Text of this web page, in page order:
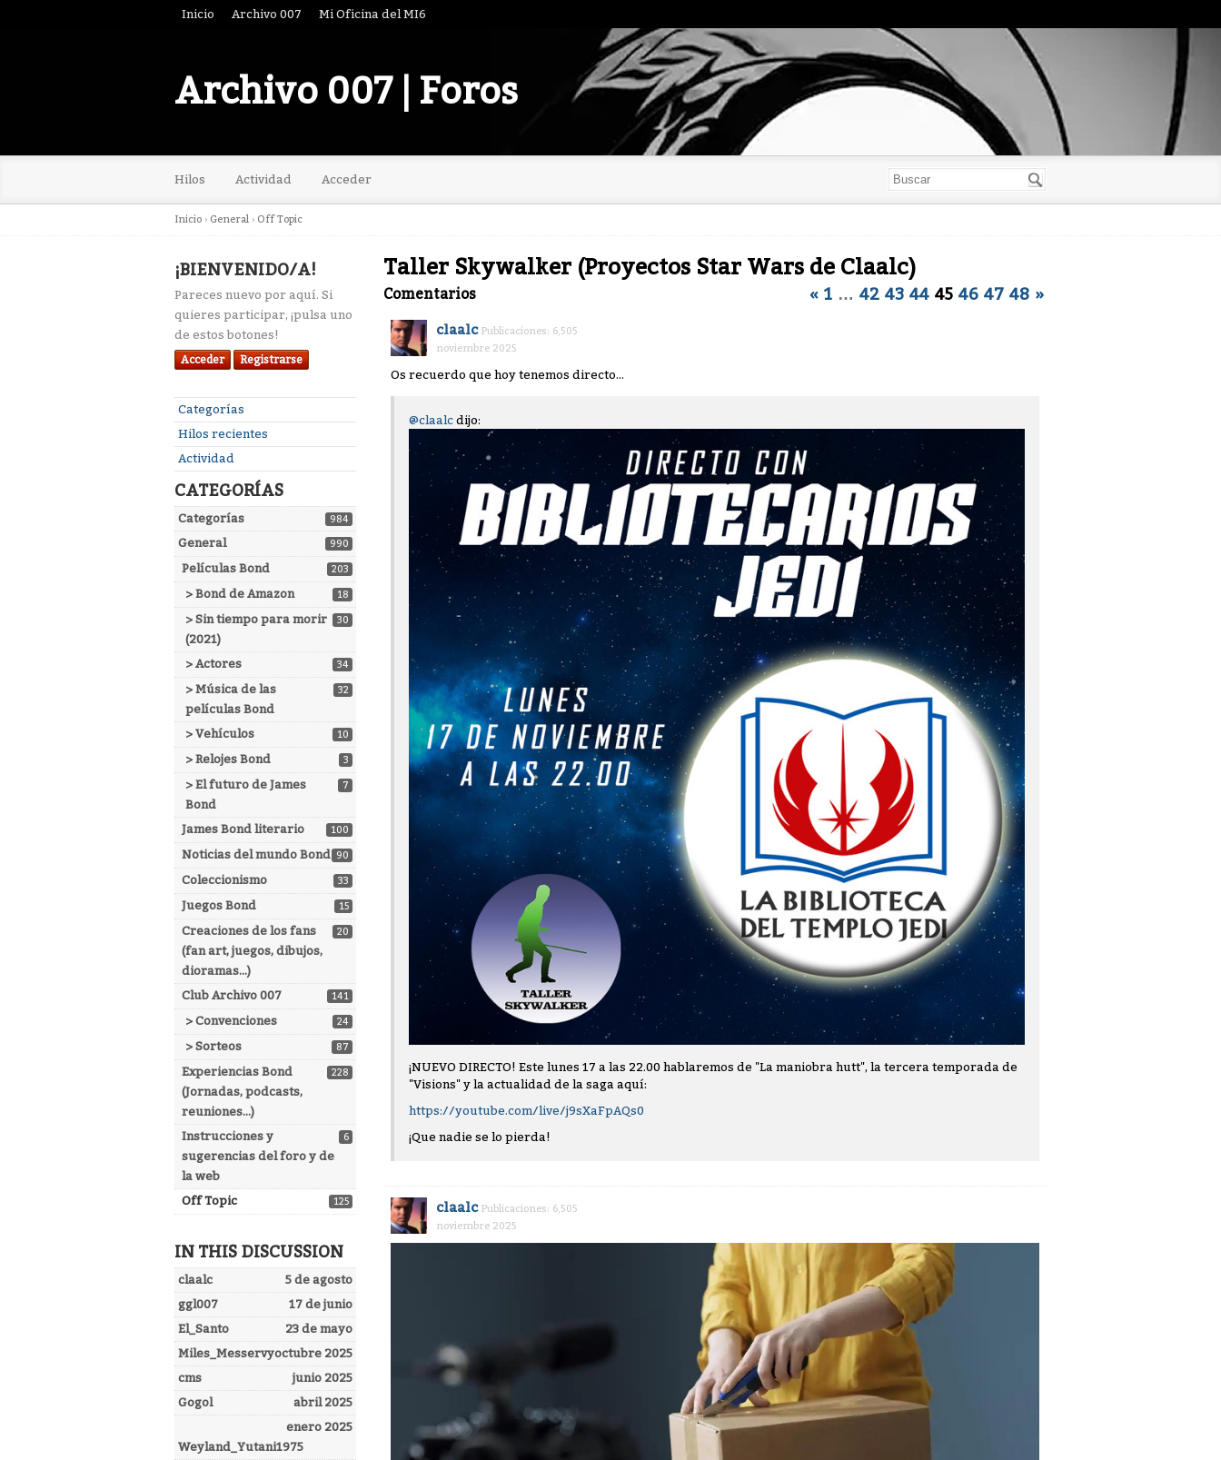
Inicio Archivo 007 Mi Oficina del MI6
Archivo 007 | Foros
Hilos Actividad Acceder
Inicio › General › Off Topic
¡BIENVENIDO/A!
Pareces nuevo por aquí. Si
quieres participar, ¡pulsa uno
de estos botones!
Acceder Registrarse
Enlaces
rápidos
Categorías
Hilos recientes
Actividad
CATEGORÍAS
984
Categorías
990
General
203
Películas Bond
18
> Bond de Amazon
30
> Sin tiempo para morir
(2021)
34
> Actores
32
> Música de las
películas Bond
10
> Vehículos
3
> Relojes Bond
7
> El futuro de James
Bond
100
James Bond literario
90
Noticias del mundo Bond
33
Coleccionismo
15
Juegos Bond
20
Creaciones de los fans
(fan art, juegos, dibujos,
dioramas...)
141
Club Archivo 007
24
> Convenciones
87
> Sorteos
228
Experiencias Bond
(Jornadas, podcasts,
reuniones...)
6
Instrucciones y
sugerencias del foro y de
la web
125
Off Topic
IN THIS DISCUSSION
5 de agosto
claalc
17 de junio
ggl007
23 de mayo
El_Santo
octubre 2025
Miles_Messervy
junio 2025
cms
abril 2025
Gogol
enero 2025
Weyland_Yutani1975
Taller Skywalker (Proyectos Star Wars de Claalc)
« 1 … 42 43 44 45 46 47 48 »
Comentarios
claalc Publicaciones: 6,505
noviembre 2025
Os recuerdo que hoy tenemos directo...
@claalc dijo:
¡NUEVO DIRECTO! Este lunes 17 a las 22.00 hablaremos de "La maniobra hutt", la tercera temporada de
"Visions" y la actualidad de la saga aquí:
https://youtube.com/live/j9sXaFpAQs0
¡Que nadie se lo pierda!
claalc Publicaciones: 6,505
noviembre 2025